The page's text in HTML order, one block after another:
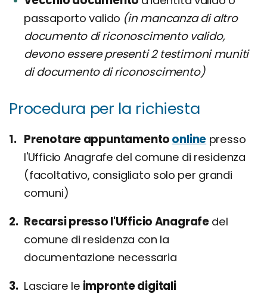
passaporto valido (in mancanza di altro
documento di riconoscimento valido,
devono essere presenti 2 testimoni muniti
di documento di riconoscimento)
Procedura per la richiesta
Prenotare appuntamento online presso
l'Ufficio Anagrafe del comune di residenza
(facoltativo, consigliato solo per grandi
comuni)
Recarsi presso l'Ufficio Anagrafedel
comune di residenza con la
documentazione necessaria
Lasciare le impronte digitali